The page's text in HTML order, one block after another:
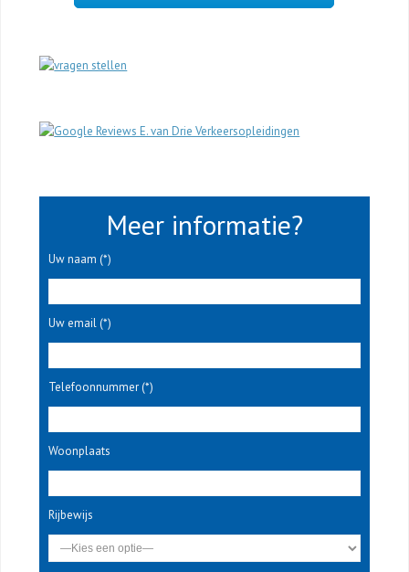
Meer informatie?
Uw naam (*)
Uw email (*)
Telefoonnummer (*)
Woonplaats
Rijbewijs